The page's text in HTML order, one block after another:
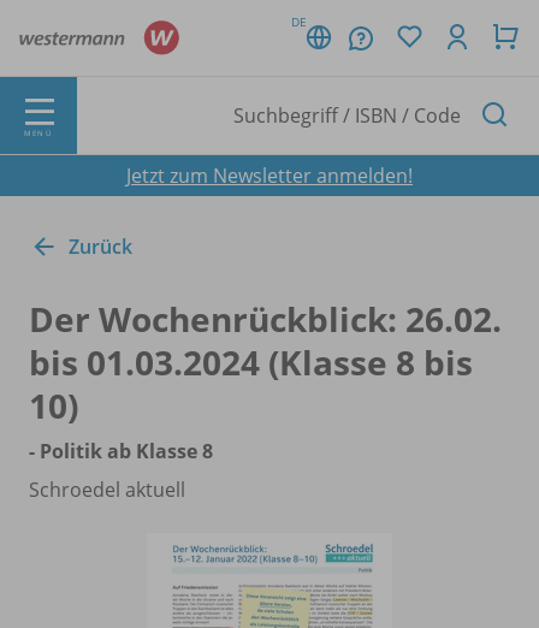
DE
MENÜ
Jetzt zum Newsletter anmelden!
Zurück
Der Wochenrückblick: 26.02.
bis 01.03.2024 (Klasse 8 bis
10)
- Politik ab Klasse 8
Schroedel aktuell